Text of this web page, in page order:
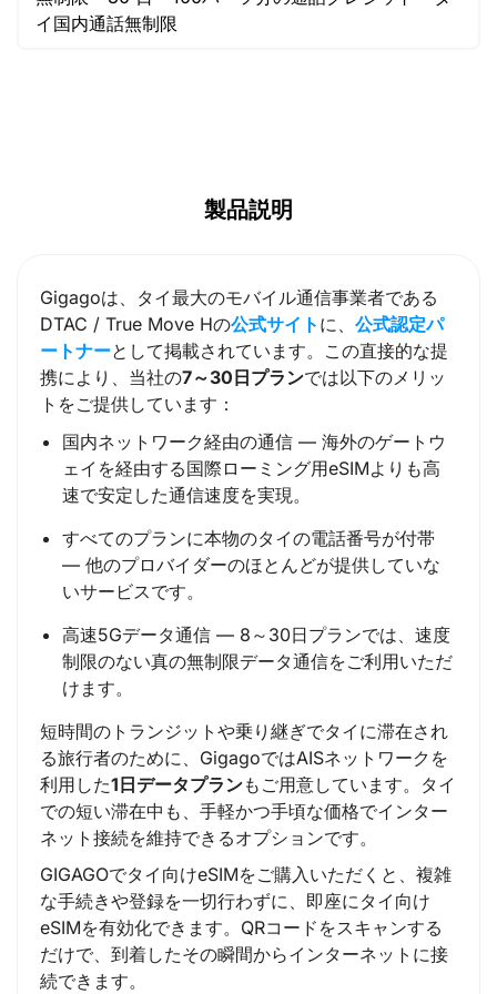
イ国内通話無制限
製品説明
Gigagoは、タイ最大のモバイル通信事業者である
DTAC / True Move Hの公式サイト に、 公式認定パ
ートナーとして掲載されています。この直接的な提
携により、当社の7～30日プランでは以下のメリッ
トをご提供しています：
国内ネットワーク経由の通信 — 海外のゲートウ
ェイを経由する国際ローミング用eSIMよりも高
速で安定した通信速度を実現。
すべてのプランに本物のタイの電話番号が付帯
— 他のプロバイダーのほとんどが提供していな
いサービスです。
高速5Gデータ通信 — 8～30日プランでは、速度
制限のない真の無制限データ通信をご利用いただ
けます。
短時間のトランジットや乗り継ぎでタイに滞在され
る旅行者のために、GigagoではAISネットワークを
利用した1日データプランもご用意しています。タイ
での短い滞在中も、手軽かつ手頃な価格でインター
ネット接続を維持できるオプションです。
GIGAGOでタイ向けeSIMをご購入いただくと、複雑
な手続きや登録を一切行わずに、即座にタイ向け
eSIMを有効化できます。QRコードをスキャンする
だけで、到着したその瞬間からインターネットに接
続できます。